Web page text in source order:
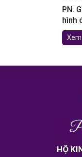
PN.
hình
xoay
HỘ